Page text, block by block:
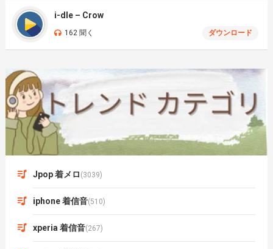
i-dle – Crow
162 聞く ダウンロード
Jpop 着メロ (3039)
iphone 着信音(510)
xperia 着信音(267)